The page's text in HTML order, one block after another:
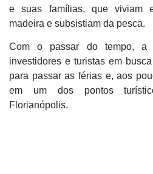
e suas famílias, que viviam
madeira e subsistiam da pesca.
Com o passar do tempo, a
investidores e turistas em
para passar as férias e, aos
em um dos pontos
Florianópolis.